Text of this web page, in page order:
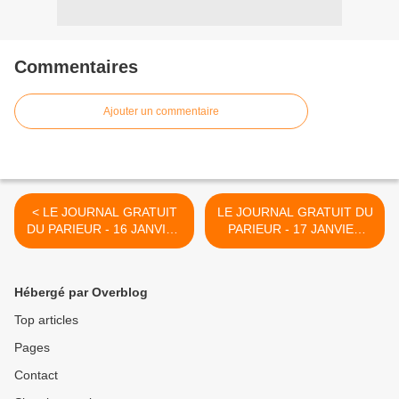
Commentaires
Ajouter un commentaire
< LE JOURNAL GRATUIT
DU PARIEUR - 16 JANVIER
2022 - COUPLE DU JOUR
LE JOURNAL GRATUIT DU
PARIEUR - 17 JANVIER
2022 - COUPLE DU JOUR
Hébergé par Overblog
Top articles
Pages
Contact